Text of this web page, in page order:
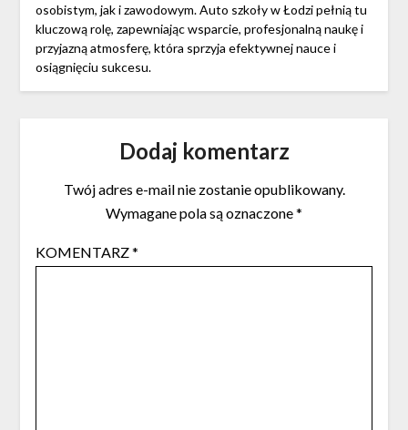
osobistym, jak i zawodowym. Auto szkoły w Łodzi pełnią tu
kluczową rolę, zapewniając wsparcie, profesjonalną naukę i
przyjazną atmosferę, która sprzyja efektywnej nauce i
osiągnięciu sukcesu.
Dodaj komentarz
Twój adres e-mail nie zostanie opublikowany.
Wymagane pola są oznaczone*
KOMENTARZ*